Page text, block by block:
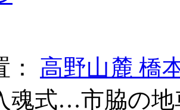
： 高野山麓 橋
魂式…市脇の